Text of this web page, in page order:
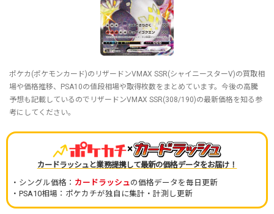
ポケカ(ポケモンカード)のリザードンVMAX SSR(シャイニースターV)の買取相
場や価格推移、PSA10の値段相場や取得枚数をまとめています。今後の高騰
予想も記載しているのでリザードンVMAX SSR(308/190)の最新価格を知る参
考にしてください。
×
カードラッシュと業務提携して最新の価格データをお届け！
・シングル価格： カードラッシュの価格データを毎日更新
・PSA10相場：ポケカチが独自に集計・計測し更新